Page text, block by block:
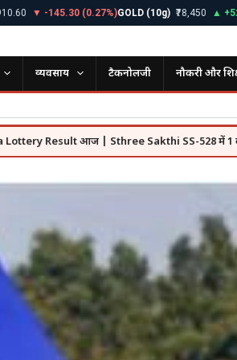
(0.27%)GOLD (10g) ₹78,450 ▲ +520
व्यवसाय टैकनोलजी नौकरी और
आज | Sthree Sakthi SS-528 में 1 करोड़ किसने